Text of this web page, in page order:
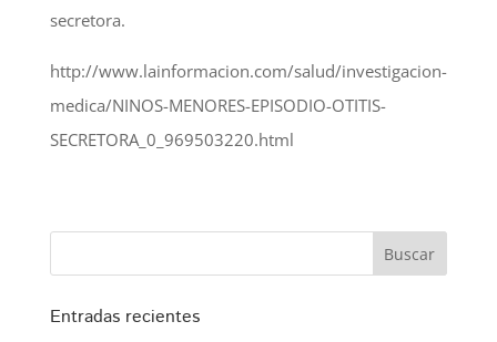
secretora.
http://www.lainformacion.com/salud/investigacion-
medica/NINOS-MENORES-EPISODIO-OTITIS-
SECRETORA_0_969503220.html
Entradas recientes